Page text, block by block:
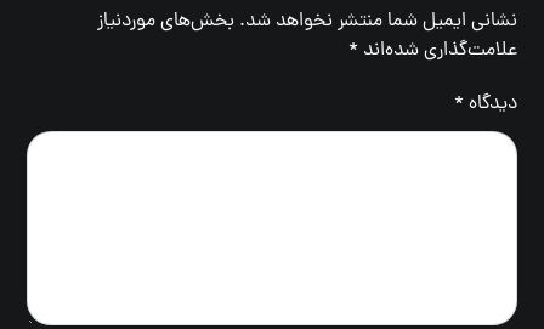
نشانی ایمیل شما منتشر نخواهد شد. بخش‌های موردنیاز
علامت‌گذاری شده‌اند *
دیدگاه *